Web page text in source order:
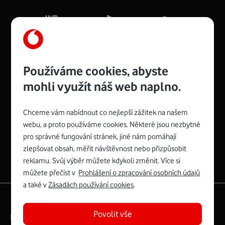
Více o COMPAL CH7465VF
Zyxel VMG8623-T50B:
Rozměry modemu jsou 16 x 22 x 7,5 cm (včetně stojánku)
a nabízí 4 gigabitové LAN porty a bezdrátové připojení Wi-
Fi ve verzích 802.11 b/g/n/ac pro frekvenci 2,4 GHz a
Mb/s.
Více o Zyxel VMG8623-T50B
Spojte se s Vodafonem
Právní­ podmí­nky
Ochrana soukromí­
Používáme cookies, abyste
mohli využít náš web naplno.
Chceme vám nabídnout co nejlepší zážitek na našem
webu, a proto používáme cookies. Některé jsou nezbytné
pro správné fungování stránek, jiné nám pomáhají
zlepšovat obsah, měřit návštěvnost nebo přizpůsobit
reklamu. Svůj výběr můžete kdykoli změnit. Více si
můžete přečíst v Prohlášení o zpracování osobních údajů
a také vZásadách používání cookies.
Povolit vše